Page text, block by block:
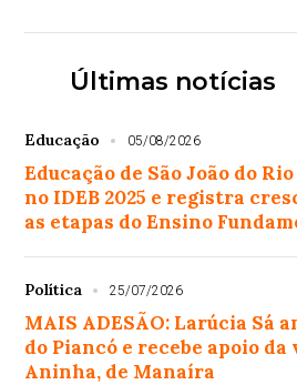
Últimas notícias
Educação 05/08/2026
Educação de São João do
no IDEB 2025 e registra
as etapas do Ensino
Política 25/07/2026
MAIS ADESÃO: Larúcia Sá
do Piancó e recebe apoio da
Aninha, de Manaíra